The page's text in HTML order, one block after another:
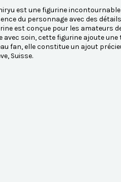
est une figurine
du personnage avec des
est conçue pour les amateurs
avec soin, cette figurine ajoute
fan, elle constitue un ajout
Suisse.